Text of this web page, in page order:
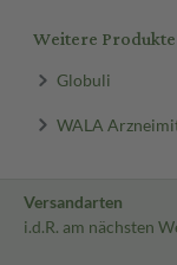
Weitere
Globuli
WALA
Versandarten
i.d.R. am nächsten